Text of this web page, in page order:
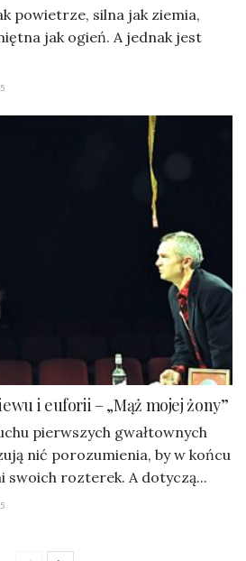
powietrze, silna jak ziemia,
jak ogień. A jednak jest
i euforii – „Mąż mojej żony”
pierwszych gwałtownych
nić porozumienia, by w końcu
swoich rozterek. A dotyczą...